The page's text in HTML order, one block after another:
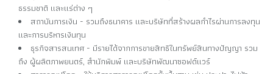
ธรรมชาติ และแร่ต่าง ๆ
สถาบันการเงิน - รวมถึงธนาคาร และบริษัทที่สร้างผลกำไรผ่านการลงทุน
และการบริหารเงินทุน
ธุรกิจสารสนเทศ - มีรายได้จากการขายสิทธิในทรัพย์สินทางปัญญา รวม
ถึง ผู้ผลิตภาพยนตร์, สำนักพิมพ์ และบริษัทพัฒนาซอฟต์แวร์